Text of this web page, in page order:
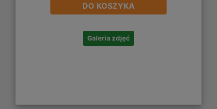
DO KOSZYKA
Galeria zdjęć